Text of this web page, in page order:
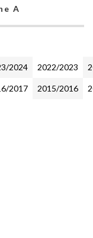
A
2024 2022/2023
2017 2015/2016